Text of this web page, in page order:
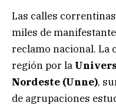
Las calles
miles de
reclamo nacional. La
región por la
Nordeste (Unne),
de agrupaciones